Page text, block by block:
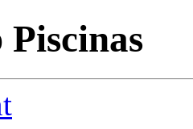
Piscinas